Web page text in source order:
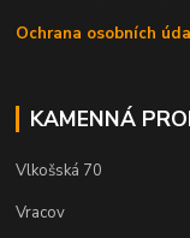
Ochrana osobních
KAMENNÁ
Vlkošská 70
Vracov